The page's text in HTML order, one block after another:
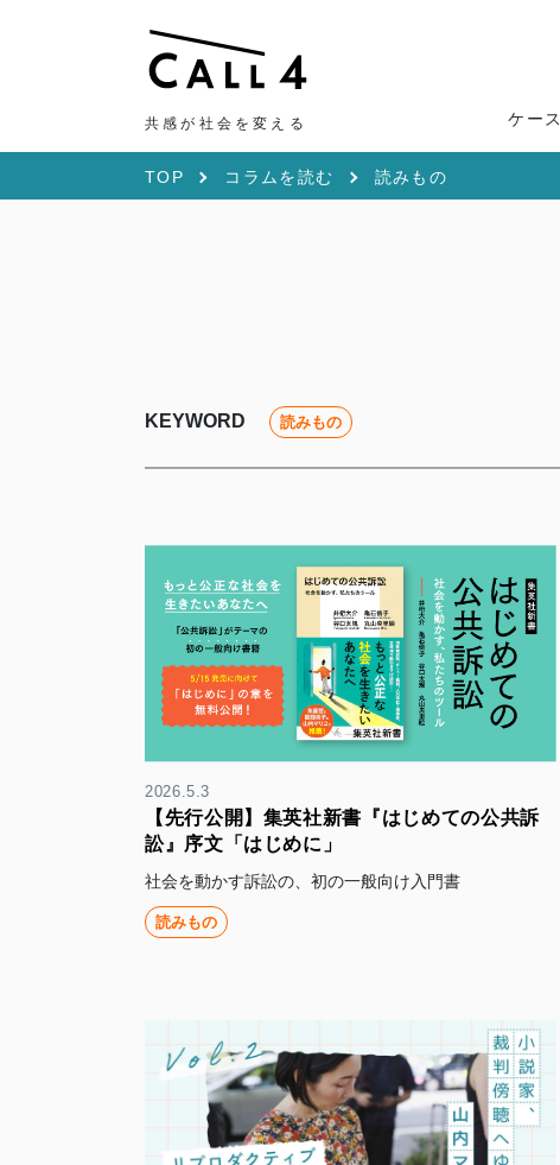
共感が社会を変える ケース
TOP コラムを読む 読みもの
KEYWORD 読みもの
2026.5.3
【先行公開】集英社新書『はじめての公共訴
訟』序文「はじめに」
社会を動かす訴訟の、初の一般向け入門書
読みもの